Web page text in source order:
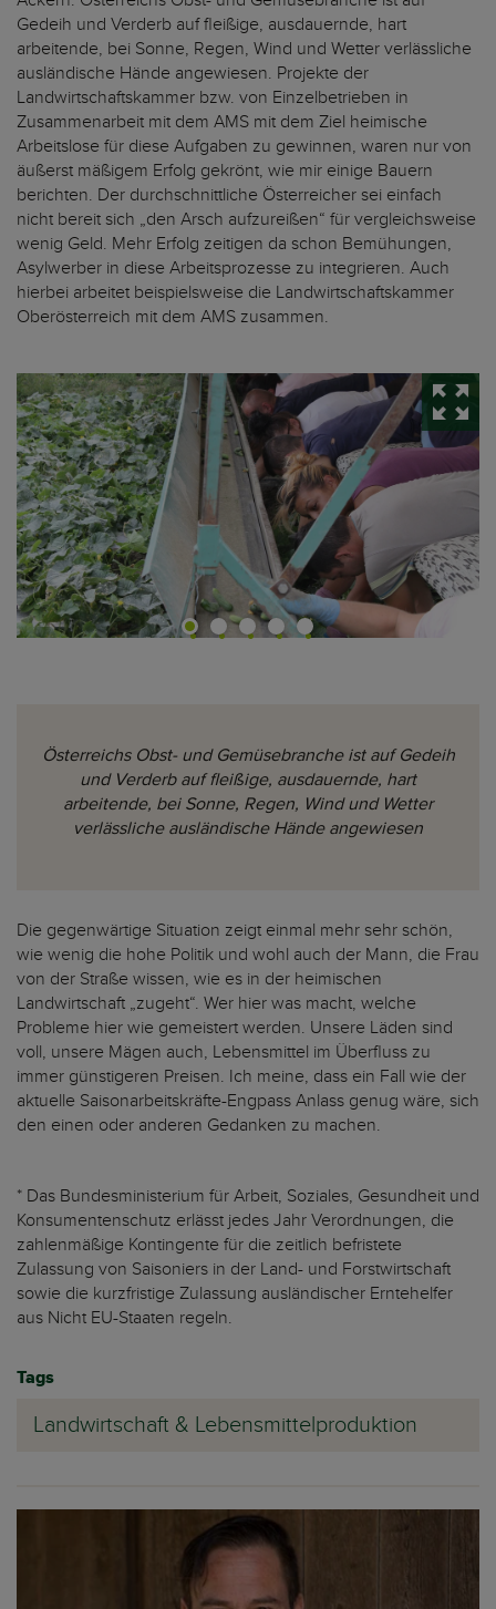
Gedeih und Verderb auf fleißige, ausdauernde, hart
arbeitende, bei Sonne, Regen, Wind und Wetter verlässliche
ausländische Hände angewiesen. Projekte der
Landwirtschaftskammer bzw. von Einzelbetrieben in
Zusammenarbeit mit dem AMS mit dem Ziel heimische
Arbeitslose für diese Aufgaben zu gewinnen, waren nur von
äußerst mäßigem Erfolg gekrönt, wie mir einige Bauern
berichten. Der durchschnittliche Österreicher sei einfach
nicht bereit sich „den Arsch aufzureißen“ für vergleichsweise
wenig Geld. Mehr Erfolg zeitigen da schon Bemühungen,
Asylwerber in diese Arbeitsprozesse zu integrieren. Auch
hierbei arbeitet beispielsweise die Landwirtschaftskammer
Oberösterreich mit dem AMS zusammen.
Österreichs Obst- und Gemüsebranche ist auf Gedeih
und Verderb auf fleißige, ausdauernde, hart
arbeitende, bei Sonne, Regen, Wind und Wetter
verlässliche ausländische Hände angewiesen
Die gegenwärtige Situation zeigt einmal mehr sehr schön,
wie wenig die hohe Politik und wohl auch der Mann, die Frau
von der Straße wissen, wie es in der heimischen
Landwirtschaft „zugeht“. Wer hier was macht, welche
Probleme hier wie gemeistert werden. Unsere Läden sind
voll, unsere Mägen auch, Lebensmittel im Überfluss zu
immer günstigeren Preisen. Ich meine, dass ein Fall wie der
aktuelle Saisonarbeitskräfte-Engpass Anlass genug wäre, sich
den einen oder anderen Gedanken zu machen.
* Das Bundesministerium für Arbeit, Soziales, Gesundheit und
Konsumentenschutz erlässt jedes Jahr Verordnungen, die
zahlenmäßige Kontingente für die zeitlich befristete
Zulassung von Saisoniers in der Land- und Forstwirtschaft
sowie die kurzfristige Zulassung ausländischer Erntehelfer
aus Nicht EU-Staaten regeln.
Tags
Landwirtschaft & Lebensmittelproduktion